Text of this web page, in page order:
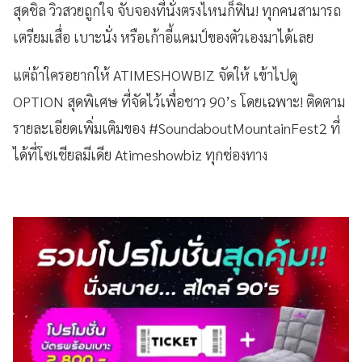
สุดชิล วิวสวยถูกใจ จับจองที่นั่งตรงไหนก็ฟิน! ทุกคนสามารถ
เตรียมเสื่อ เบาะนั่ง หรือเก้าอี้แคมป์ของตัวเองมาได้เลย
แต่ถ้าใครอยากให้ ATIMESHOWBIZ จัดให้ เข้าไปดู
OPTION สุดพิเศษ ที่จัดไว้เพื่อชาว 90’s โดยเฉพาะ! ติดตาม
รายละเอียดเพิ่มเติมของ #SoundaboutMountainFest2 ที่
ได้ที่โซเชียลมีเดีย Atimeshowbiz ทุกช่องทาง